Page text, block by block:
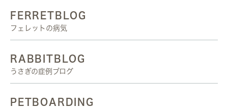
FERRETBLOG
フェレットの病気
RABBITBLOG
うさぎの症例ブログ
PETBOARDING